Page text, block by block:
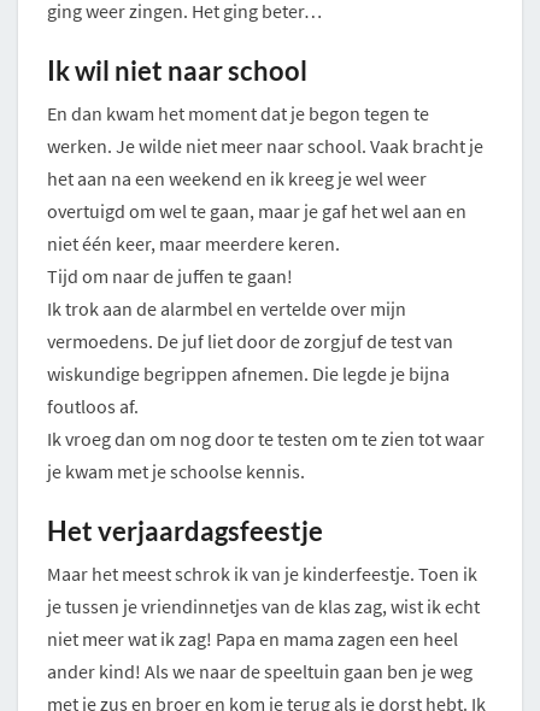
ging weer zingen. Het ging beter…
Ik wil niet naar school
En dan kwam het moment dat je begon tegen te
werken. Je wilde niet meer naar school. Vaak bracht je
het aan na een weekend en ik kreeg je wel weer
overtuigd om wel te gaan, maar je gaf het wel aan en
niet één keer, maar meerdere keren.
Tijd om naar de juffen te gaan!
Ik trok aan de alarmbel en vertelde over mijn
vermoedens. De juf liet door de zorgjuf de test van
wiskundige begrippen afnemen. Die legde je bijna
foutloos af.
Ik vroeg dan om nog door te testen om te zien tot waar
je kwam met je schoolse kennis.
Het verjaardagsfeestje
Maar het meest schrok ik van je kinderfeestje. Toen ik
je tussen je vriendinnetjes van de klas zag, wist ik echt
niet meer wat ik zag! Papa en mama zagen een heel
ander kind! Als we naar de speeltuin gaan ben je weg
met je zus en broer en kom je terug als je dorst hebt. Ik